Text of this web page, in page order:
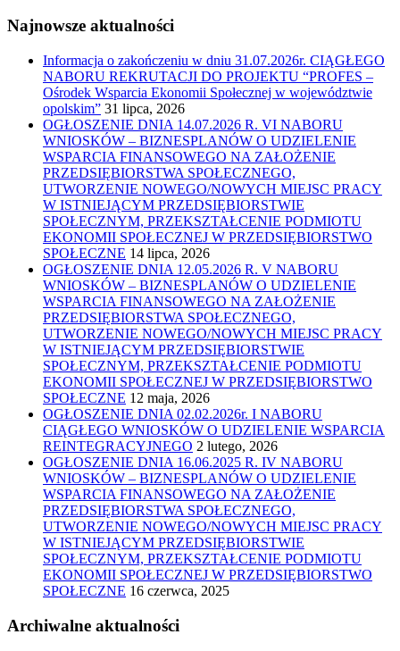
Najnowsze aktualności
Informacja o zakończeniu w dniu 31.07.2026r. CIĄGŁEGO
NABORU REKRUTACJI DO PROJEKTU “PROFES –
Ośrodek Wsparcia Ekonomii Społecznej w województwie
opolskim” 31 lipca, 2026
OGŁOSZENIE DNIA 14.07.2026 R. VI NABORU
WNIOSKÓW – BIZNESPLANÓW O UDZIELENIE
WSPARCIA FINANSOWEGO NA ZAŁOŻENIE
PRZEDSIĘBIORSTWA SPOŁECZNEGO,
UTWORZENIE NOWEGO/NOWYCH MIEJSC PRACY
W ISTNIEJĄCYM PRZEDSIĘBIORSTWIE
SPOŁECZNYM, PRZEKSZTAŁCENIE PODMIOTU
EKONOMII SPOŁECZNEJ W PRZEDSIĘBIORSTWO
SPOŁECZNE 14 lipca, 2026
OGŁOSZENIE DNIA 12.05.2026 R. V NABORU
WNIOSKÓW – BIZNESPLANÓW O UDZIELENIE
WSPARCIA FINANSOWEGO NA ZAŁOŻENIE
PRZEDSIĘBIORSTWA SPOŁECZNEGO,
UTWORZENIE NOWEGO/NOWYCH MIEJSC PRACY
W ISTNIEJĄCYM PRZEDSIĘBIORSTWIE
SPOŁECZNYM, PRZEKSZTAŁCENIE PODMIOTU
EKONOMII SPOŁECZNEJ W PRZEDSIĘBIORSTWO
SPOŁECZNE 12 maja, 2026
OGŁOSZENIE DNIA 02.02.2026r. I NABORU
CIĄGŁEGO WNIOSKÓW O UDZIELENIE WSPARCIA
REINTEGRACYJNEGO 2 lutego, 2026
OGŁOSZENIE DNIA 16.06.2025 R. IV NABORU
WNIOSKÓW – BIZNESPLANÓW O UDZIELENIE
WSPARCIA FINANSOWEGO NA ZAŁOŻENIE
PRZEDSIĘBIORSTWA SPOŁECZNEGO,
UTWORZENIE NOWEGO/NOWYCH MIEJSC PRACY
W ISTNIEJĄCYM PRZEDSIĘBIORSTWIE
SPOŁECZNYM, PRZEKSZTAŁCENIE PODMIOTU
EKONOMII SPOŁECZNEJ W PRZEDSIĘBIORSTWO
SPOŁECZNE 16 czerwca, 2025
Archiwalne aktualności